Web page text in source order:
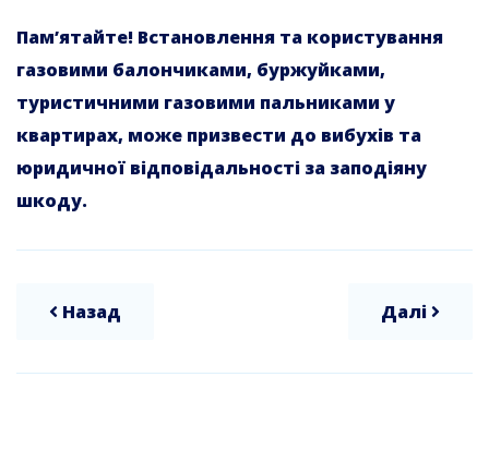
Пам’ятайте! Встановлення та користування
газовими балончиками, буржуйками,
туристичними газовими пальниками у
квартирах, може призвести до вибухів та
юридичної відповідальності за заподіяну
шкоду.
Назад Далі